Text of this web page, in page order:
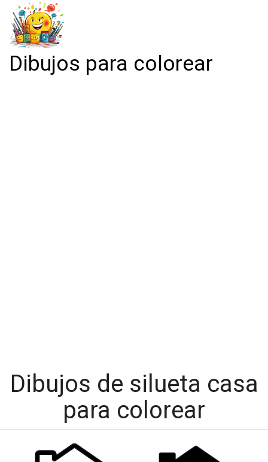
Dibujos para colorear
Dibujos de silueta casa
para colorear